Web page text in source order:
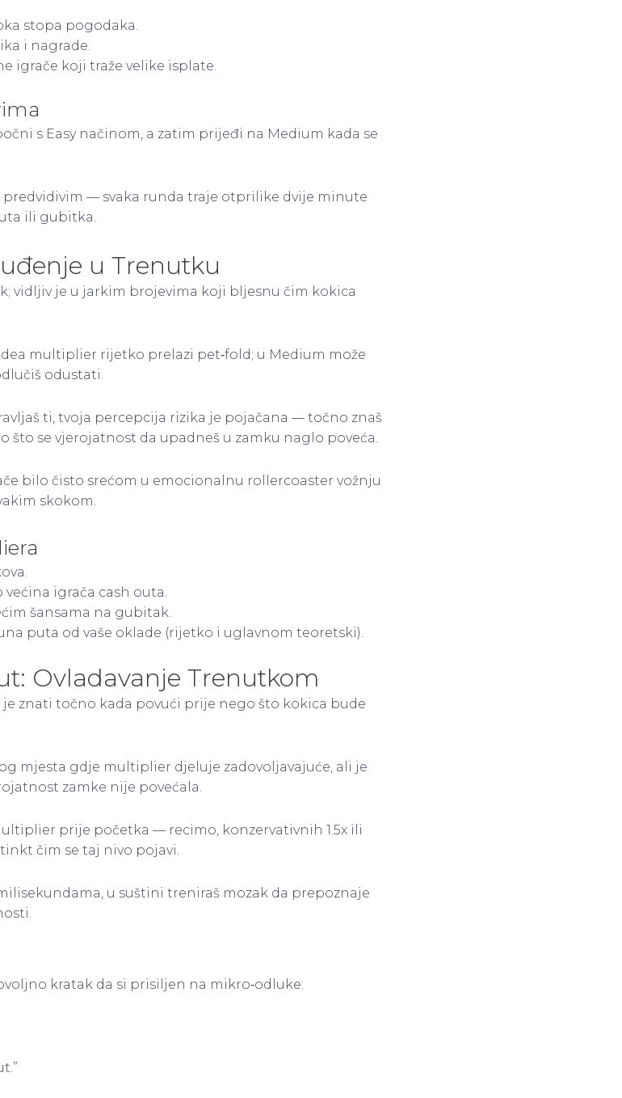
stopa pogodaka.
i nagrade.
igrače koji traže velike isplate.
s Easy načinom, a zatim prijeđi na Medium kada se
predvidivim — svaka runda traje otprilike dvije minute
ili gubitka.
u Trenutku
vidljiv je u jarkim brojevima koji bljesnu čim kokica
multiplier rijetko prelazi pet‑fold; u Medium može
odustati.
ti, tvoja percepcija rizika je pojačana — točno znaš
što se vjerojatnost da upadneš u zamku naglo poveća.
bilo čisto srećom u emocionalnu rollercoaster vožnju
skokom.
većina igrača cash outa.
šansama na gubitak.
puta od vaše oklade (rijetko i uglavnom teoretski).
Ovladavanje Trenutkom
znati točno kada povući prije nego što kokica bude
mjesta gdje multiplier djeluje zadovoljavajuće, ali je
zamke nije povećala.
prije početka — recimo, konzervativnih 1.5x ili
čim se taj nivo pojavi.
u suštini treniraš mozak da prepoznaje
kratak da si prisiljen na mikro‑odluke: